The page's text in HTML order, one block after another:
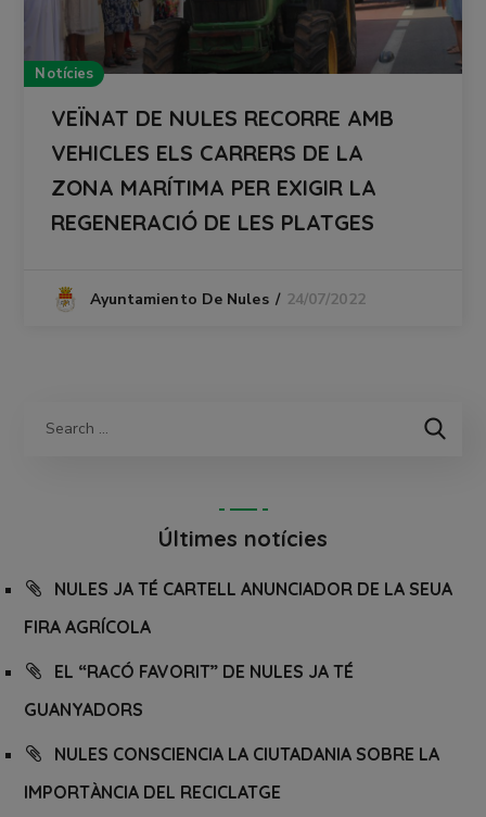
Notícies
VEÏNAT DE NULES RECORRE AMB
VEHICLES ELS CARRERS DE LA
ZONA MARÍTIMA PER EXIGIR LA
REGENERACIÓ DE LES PLATGES
Ayuntamiento De Nules 24/07/2022
Últimes notícies
NULES JA TÉ CARTELL ANUNCIADOR DE LA SEUA
FIRA AGRÍCOLA
EL “RACÓ FAVORIT” DE NULES JA TÉ
GUANYADORS
NULES CONSCIENCIA LA CIUTADANIA SOBRE LA
IMPORTÀNCIA DEL RECICLATGE